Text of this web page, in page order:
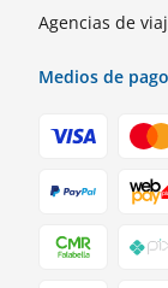
Agencias de
Medios de pago